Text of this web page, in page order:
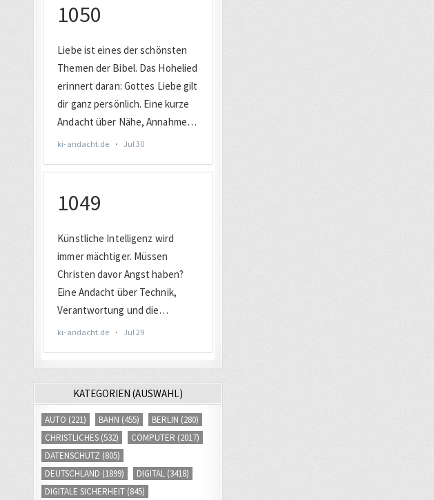
KATEGORIEN (AUSWAHL)
AUTO (221) BAHN (455) BERLIN (280)
CHRISTLICHES (532) COMPUTER (2017)
DATENSCHUTZ (805)
DEUTSCHLAND (1899) DIGITAL (3418)
DIGITALE SICHERHEIT (845)